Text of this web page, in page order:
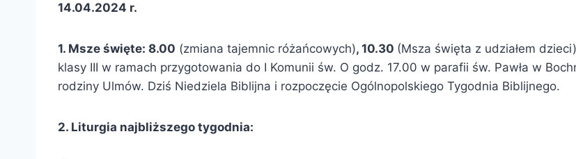
14.04.2024 r.
1. Msze święte: 8.00 (zmiana tajemnic różańcowych), 10.30 (Msza święta z udziałem dzieci)
klasy III w ramach przygotowania do I Komunii św. O godz. 17.00 w parafii św. Pawła w
rodziny Ulmów. Dziś Niedziela Biblijna i rozpoczęcie Ogólnopolskiego Tygodnia Biblijnego.
2. Liturgia najbliższego tygodnia: